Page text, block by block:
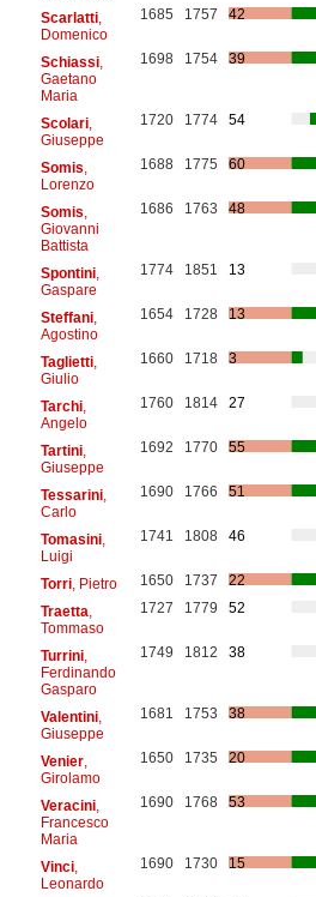
Scarlatti,
Domenico
1685 1757 42
Schiassi,
Gaetano
Maria
1698 1754 39
Scolari,
Giuseppe
1720 1774 54
Somis
Lorenzo
1688 1775 60
Somis
Giovanni
Battista
1686 1763 48
Spontini,
Gaspare
1774 1851 13
Steffani,
Agostino
1654 1728 13
Taglietti,
Giulio
1660 1718 3
Tarchi,
Angelo
1760 1814 27
Tartini,
Giuseppe
1692 1770 55
Tessarini,
Carlo
1690 1766 51
Tomasini,
Luigi
1741 1808 46
Torri, Pietro 1650 1737
22
Traetta
Tommaso
1727 1779 52
Turrini,
Ferdinando
Gasparo
1749 1812 38
Valentini,
Giuseppe
1681 1753 38
Venier,
Girolamo
1650 1735 20
Veracini,
Francesco
Maria
1690 1768 53
Vinci,
Leonardo
1690 1730 15